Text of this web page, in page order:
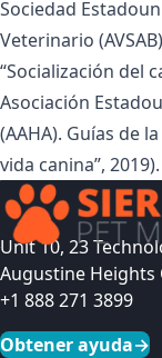
Sociedad
Veterinario
“Socialización del
Asociación
(AAHA). Guías de la
vida canina”, 2019).
Unit 10, 23
Augustine Heights
+1 888 271 3899
Obtener ayuda→